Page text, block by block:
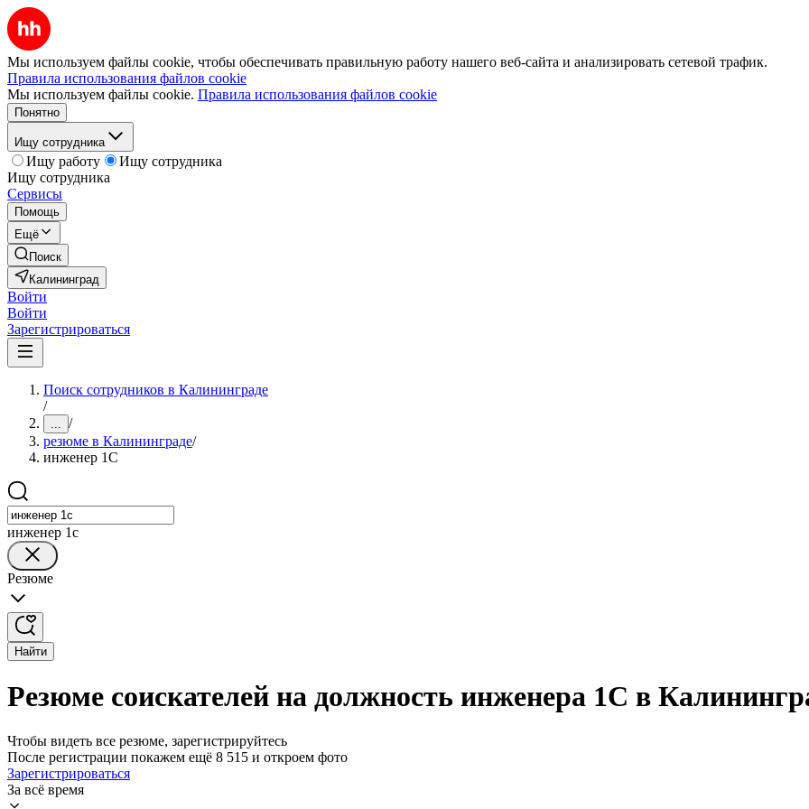
Мы используем файлы cookie, чтобы обеспечивать правильную работу нашего веб-сайта и анализировать сетевой трафик.
Правила использования файлов cookie
Мы используем файлы cookie. Правила использования файлов cookie
Понятно
Ищу сотрудника
Ищу работу
Ищу сотрудника
Ищу сотрудника
Сервисы
Помощь
Ещё
Поиск
Калининград
Войти
Войти
Зарегистрироваться
Поиск сотрудников в Калининграде
/
... /
резюме в Калининграде/
инженер 1С
инженер 1с
Резюме
Найти
Резюме соискателей на должность инженера 1С в
Чтобы видеть все резюме, зарегистрируйтесь
После регистрации покажем ещё 8 515 и откроем фото
Зарегистрироваться
За всё время